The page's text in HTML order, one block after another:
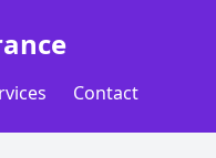
Contact